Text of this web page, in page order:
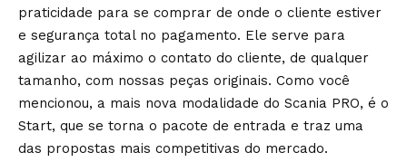
praticidade para se comprar de onde o cliente estiver
e segurança total no pagamento. Ele serve para
agilizar ao máximo o contato do cliente, de qualquer
tamanho, com nossas peças originais. Como você
mencionou, a mais nova modalidade do Scania PRO, é o
Start, que se torna o pacote de entrada e traz uma
das propostas mais competitivas do mercado.